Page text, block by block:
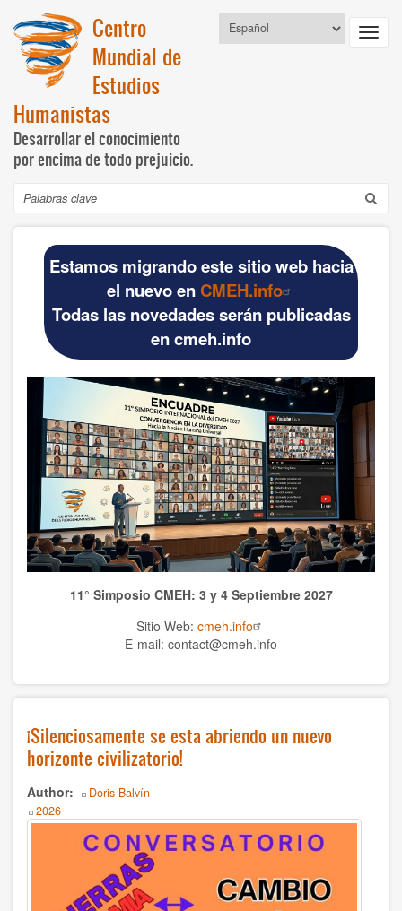
contenido
principal
Centro
Mundial de
Estudios
Humanistas
Desarrollar el conocimiento
por encima de todo prejuicio.
Select
your
Buscar
principal
INICIO
DOCUMENTOS BÁSICOS
CMEH
Publicaciones CMEH
TEMAS
Antropología
Ciencias naturales
Ciencias
Cultura
Ética
Historia
Humanismo
Política
Estamos migrando este sitio web hacia
el nuevo en CMEH.info
Todas las novedades serán publicadas
en cmeh.info
11° Simposio CMEH: 3 y 4 Septiembre 2027
Sitio Web: cmeh.info
E-mail: contact@cmeh.info
¡Silenciosamente se esta abriendo un nuevo
horizonte civilizatorio!
Author Doris Balvín
Year
2026